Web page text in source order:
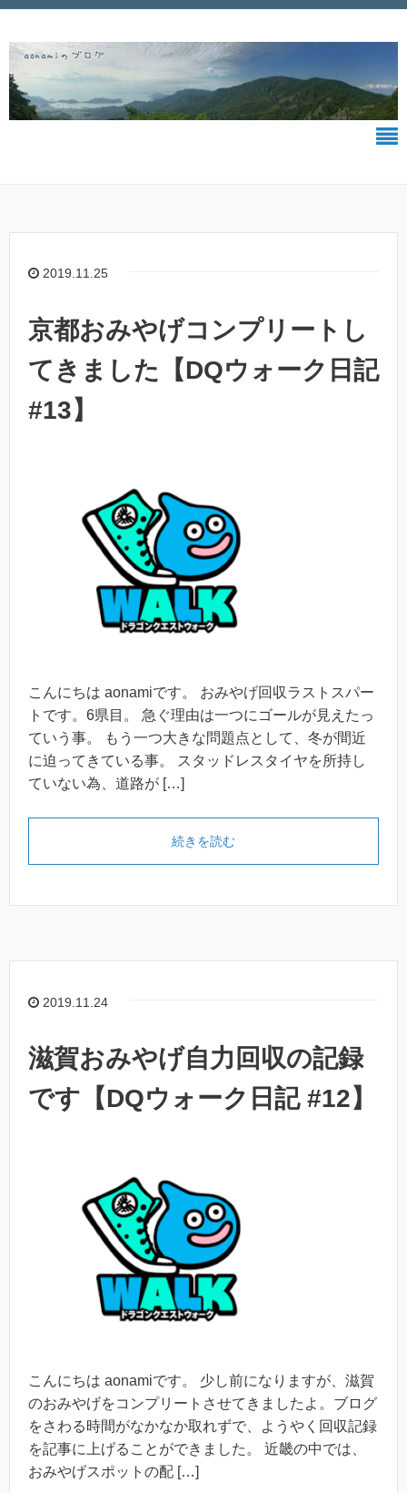
2019.11.25
京都おみやげコンプリートし
てきました【DQウォーク日記
#13】
こんにちは aonamiです。 おみやげ回収ラストスパー
トです。6県目。 急ぐ理由は一つにゴールが見えたっ
ていう事。 もう一つ大きな問題点として、冬が間近
に迫ってきている事。 スタッドレスタイヤを所持し
ていない為、道路が […]
続きを読む
2019.11.24
滋賀おみやげ自力回収の記録
です【DQウォーク日記 #12】
こんにちは aonamiです。 少し前になりますが、滋賀
のおみやげをコンプリートさせてきましたよ。ブログ
をさわる時間がなかなか取れずで、ようやく回収記録
を記事に上げることができました。 近畿の中では、
おみやげスポットの配 […]